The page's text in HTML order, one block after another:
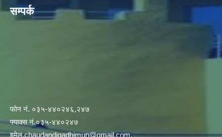
सम्पर्क
फोन नं. ०३५-४४०२४६,२४७
फ्याक्स नं.०३५-४४०२४७
इमेल.chaudandigadhimun@gmail.com,